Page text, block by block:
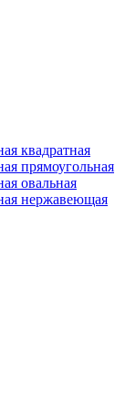
квадратная
прямоугольная
овальная
нержавеющая